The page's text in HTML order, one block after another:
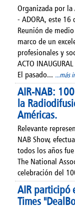
Organizada por la
- ADORA, este
Reunión de
marco de un
profesionales y
ACTO INAUGURAL
El pasado... ...más
AIR-NAB:
la
Américas.
Relevante
NAB Show,
todos los años
The National
celebración del
AIR participó
Times